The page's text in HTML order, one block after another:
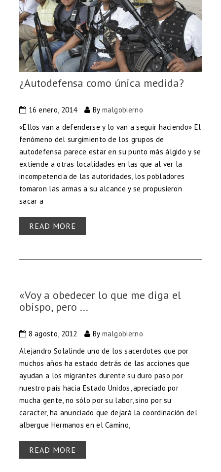
¿Autodefensa como única medida?
16 enero, 2014 By malgobierno
«Ellos van a defenderse y lo van a seguir haciendo» El
fenómeno del surgimiento de los grupos de
autodefensa parece estar en su punto más álgido y se
extiende a otras localidades en las que al ver la
incompetencia de las autoridades, los pobladores
tomaron las armas a su alcance y se propusieron
sacar a
READ MORE
«Voy a obedecer lo que me diga el
obispo, pero ...
8 agosto, 2012 By malgobierno
Alejandro Solalinde uno de los sacerdotes que por
muchos años ha estado detrás de las acciones que
ayudan a los migrantes durente su duro paso por
nuestro país hacia Estado Unidos, apreciado por
mucha gente, no sólo por su labor, sino por su
caracter, ha anunciado que dejará la coordinación del
albergue Hermanos en el Camino,
READ MORE